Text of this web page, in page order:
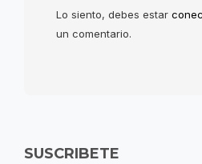
Lo siento, debes estar
un comentario.
SUSCRIBETE